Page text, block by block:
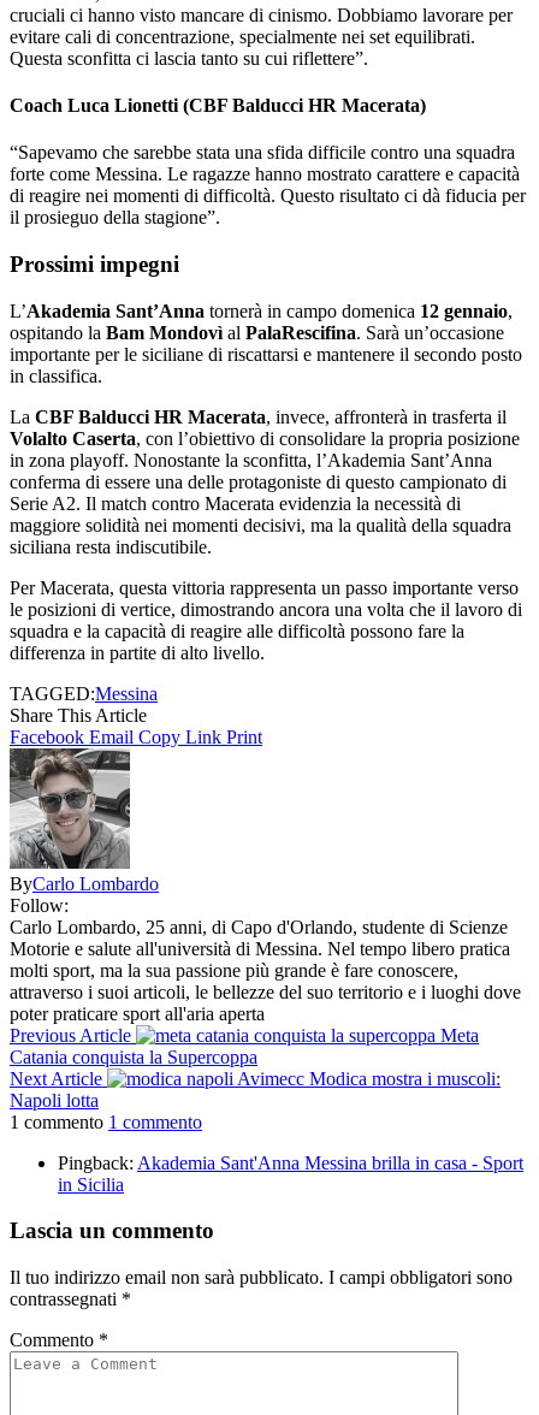
cruciali ci hanno visto mancare di cinismo. Dobbiamo lavorare per
evitare cali di concentrazione, specialmente nei set equilibrati.
Questa sconfitta ci lascia tanto su cui riflettere”.
Coach Luca Lionetti (CBF Balducci HR Macerata)
“Sapevamo che sarebbe stata una sfida difficile contro una squadra
forte come Messina. Le ragazze hanno mostrato carattere e capacità
di reagire nei momenti di difficoltà. Questo risultato ci dà fiducia per
il prosieguo della stagione”.
Prossimi impegni
L’Akademia Sant’Anna tornerà in campo domenica 12 gennaio,
ospitando la Bam Mondovì al PalaRescifina. Sarà un’occasione
importante per le siciliane di riscattarsi e mantenere il secondo posto
in classifica.
La CBF Balducci HR Macerata, invece, affronterà in trasferta il
Volalto Caserta, con l’obiettivo di consolidare la propria posizione
in zona playoff. Nonostante la sconfitta, l’Akademia Sant’Anna
conferma di essere una delle protagoniste di questo campionato di
Serie A2. Il match contro Macerata evidenzia la necessità di
maggiore solidità nei momenti decisivi, ma la qualità della squadra
siciliana resta indiscutibile.
Per Macerata, questa vittoria rappresenta un passo importante verso
le posizioni di vertice, dimostrando ancora una volta che il lavoro di
squadra e la capacità di reagire alle difficoltà possono fare la
differenza in partite di alto livello.
TAGGED:Messina
Share This Article
Facebook Email Copy Link Print
ByCarlo Lombardo
Follow:
Carlo Lombardo, 25 anni, di Capo d'Orlando, studente di Scienze
Motorie e salute all'università di Messina. Nel tempo libero pratica
molti sport, ma la sua passione più grande è fare conoscere,
attraverso i suoi articoli, le bellezze del suo territorio e i luoghi dove
poter praticare sport all'aria aperta
Previous Article
Meta
Catania conquista la Supercoppa
Next Article
Avimecc Modica mostra i muscoli:
Napoli lotta
1 commento 1 commento
Pingback: Akademia Sant'Anna Messina brilla in casa - Sport
in Sicilia
Lascia un commento
Il tuo indirizzo email non sarà pubblicato. I campi obbligatori sono
contrassegnati *
Commento *